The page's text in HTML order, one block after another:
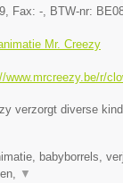
, Fax: -, BTW-nr:
Mr. Creezy
www.mrcreezy.be/r/
verzorgt diverse
babyborrels,
▼